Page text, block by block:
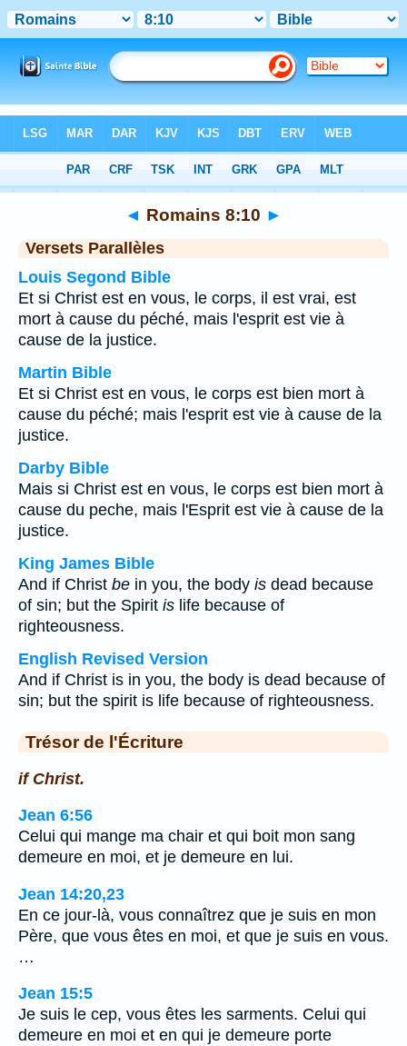
Chapitre 8 > Verset 10
◄ Romains 8:10 ►
Versets Parallèles
Louis Segond Bible
Et si Christ est en vous, le corps, il est vrai, est
mort à cause du péché, mais l'esprit est vie à
cause de la justice.
Martin Bible
Et si Christ est en vous, le corps est bien mort à
cause du péché; mais l'esprit est vie à cause de la
justice.
Darby Bible
Mais si Christ est en vous, le corps est bien mort à
cause du peche, mais l'Esprit est vie à cause de la
justice.
King James Bible
And if Christ be in you, the body is dead because
of sin; but the Spirit is life because of
righteousness.
English Revised Version
And if Christ is in you, the body is dead because of
sin; but the spirit is life because of righteousness.
Trésor de l'Écriture
if Christ.
Jean 6:56
Celui qui mange ma chair et qui boit mon sang
demeure en moi, et je demeure en lui.
Jean 14:20,23
En ce jour-là, vous connaîtrez que je suis en mon
Père, que vous êtes en moi, et que je suis en vous.
…
Jean 15:5
Je suis le cep, vous êtes les sarments. Celui qui
demeure en moi et en qui je demeure porte